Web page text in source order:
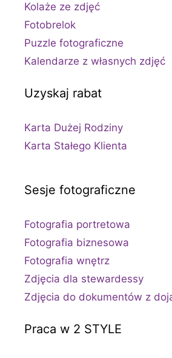
Kolaże ze zdjęć
Fotobrelok
Puzzle fotograficzne
Kalendarze z własnych zdjęć
Uzyskaj rabat
Karta Dużej Rodziny
Karta Stałego Klienta
Sesje fotograficzne
Fotografia portretowa
Fotografia biznesowa
Fotografia wnętrz
Zdjęcia dla stewardessy
Zdjęcia do dokumentów z
Praca w 2 STYLE